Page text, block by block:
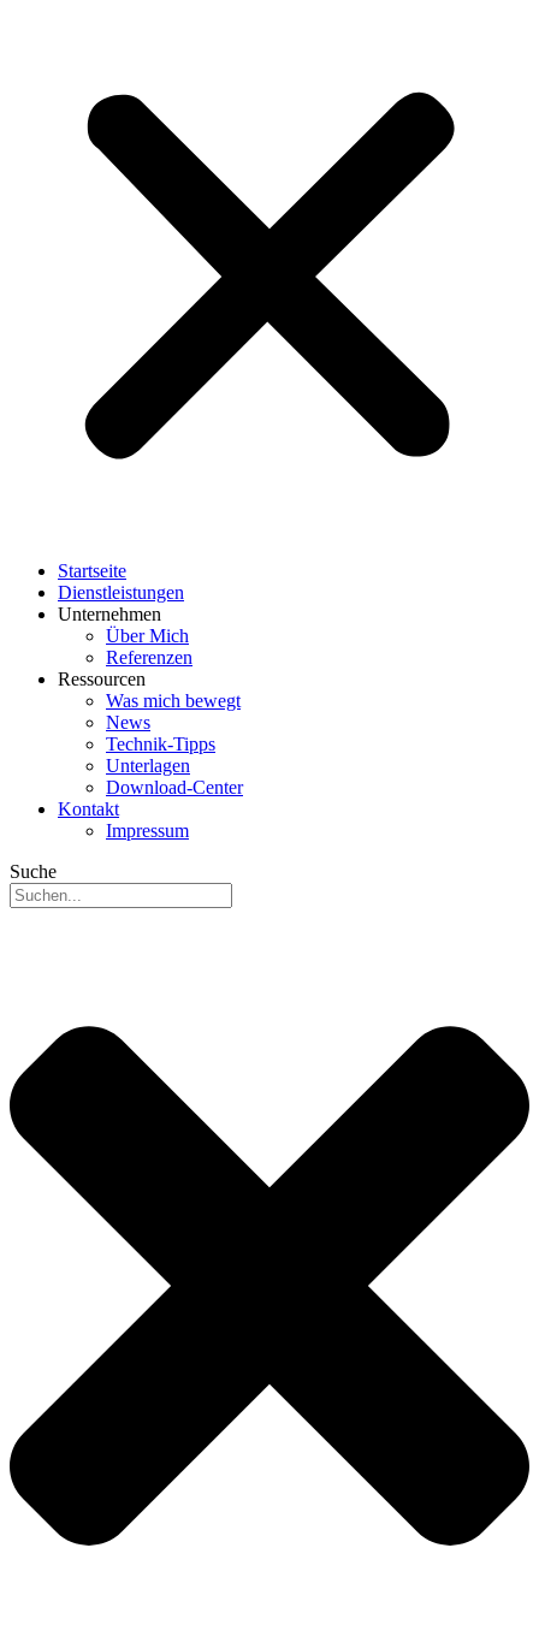
Startseite
Dienstleistungen
Unternehmen
Über Mich
Referenzen
Ressourcen
Was mich bewegt
News
Technik-Tipps
Unterlagen
Download-Center
Kontakt
Impressum
Suche